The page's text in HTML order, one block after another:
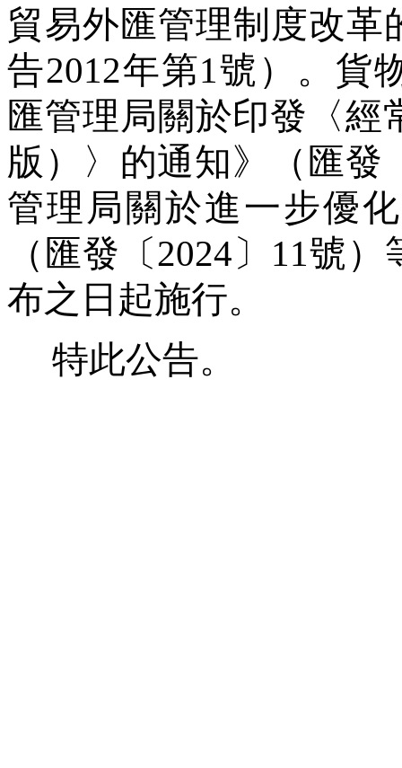
貿易外匯管理制度改革
告2012年第1號）。貨
匯管理局關於印發〈
版）〉的通知》（匯發
管理局關於進一步優
（匯發〔2024〕 11號）
布之日起施行。
特此公告。